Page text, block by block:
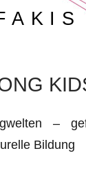
–
Bildung